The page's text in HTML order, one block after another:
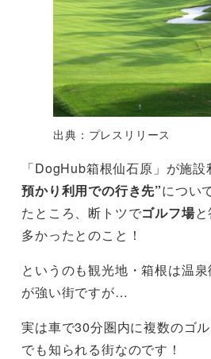
出典：プレスリリース
「DogHub箱根仙石原」が施設
預かり利用での行き先”につい
たところ、断トツでゴルフ場
多かったとのこと！
というのも観光地・箱根は温
が強い街ですが…
実は車で30分圏内に複数のゴ
でも知られる街なのです！